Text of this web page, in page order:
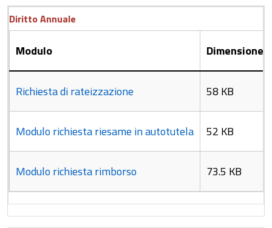
Diritto Annuale
Modulo Dimensione
Richiesta di rateizzazione 58 KB
Modulo richiesta riesame in autotutela 52 KB
Modulo richiesta rimborso 73.5 KB